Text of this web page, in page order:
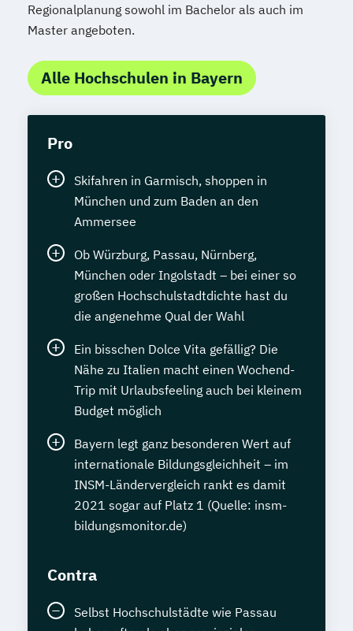
Regionalplanung sowohl im Bachelor als auch im
Master angeboten.
Alle Hochschulen in Bayern
Pro
Skifahren in Garmisch, shoppen in
München und zum Baden an den
Ammersee
Ob Würzburg, Passau, Nürnberg,
München oder Ingolstadt – bei einer so
großen Hochschulstadtdichte hast du
die angenehme Qual der Wahl
Ein bisschen Dolce Vita gefällig? Die
Nähe zu Italien macht einen Wochend-
Trip mit Urlaubsfeeling auch bei kleinem
Budget möglich
Bayern legt ganz besonderen Wert auf
internationale Bildungsgleichheit – im
INSM-Ländervergleich rankt es damit
2021 sogar auf Platz 1 (Quelle: insm-
bildungsmonitor.de)
Contra
Selbst Hochschulstädte wie Passau